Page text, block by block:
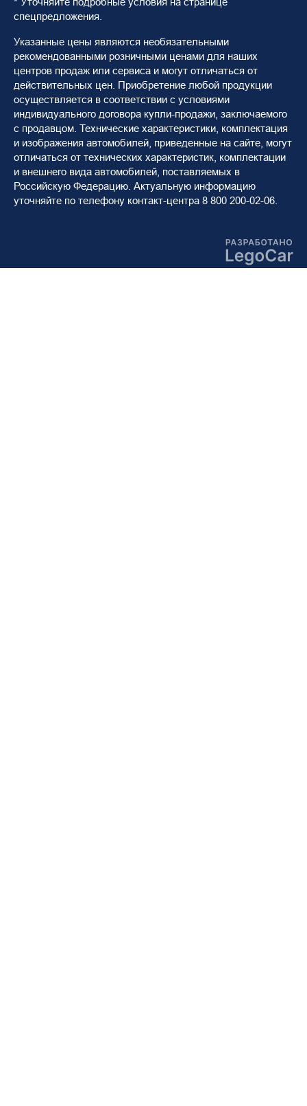
спецпредложения.
Указанные цены являются необязательными
рекомендованными розничными ценами для наших
центров продаж или сервиса и могут отличаться от
действительных цен. Приобретение любой продукции
осуществляется в соответствии с условиями
индивидуального договора купли-продажи, заключаемого
с продавцом. Технические характеристики, комплектация
и изображения автомобилей, приведенные на сайте, могут
отличаться от технических характеристик, комплектации
и внешнего вида автомобилей, поставляемых в
Российскую Федерацию. Актуальную информацию
уточняйте по телефону контакт-центра 8 800 200-02-06.